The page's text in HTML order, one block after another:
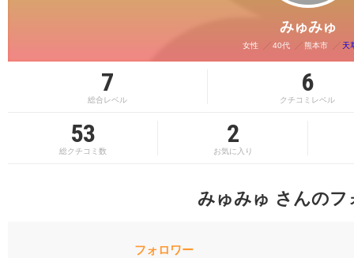
みゅみゅ
女性 40代 熊本市 天
7
総合レベル
6
クチコミレベル
53
総クチコミ数
2
お気に入り
みゅみゅ さんのフ
フォロワー